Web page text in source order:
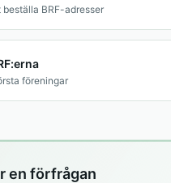
BRF-adresser
föreningar
en förfrågan